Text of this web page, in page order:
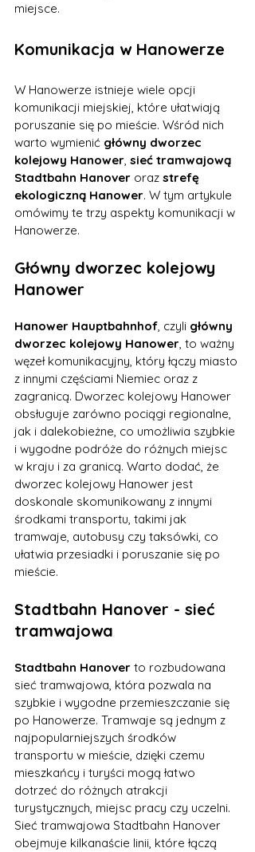
miejsce.
Komunikacja w Hanowerze
W Hanowerze istnieje wiele opcji
komunikacji miejskiej, które ułatwiają
poruszanie się po mieście. Wśród nich
warto wymienić główny dworzec
kolejowy Hanower, sieć tramwajową
Stadtbahn Hanover oraz strefę
ekologiczną Hanower. W tym artykule
omówimy te trzy aspekty komunikacji w
Hanowerze.
Główny dworzec kolejowy
Hanower
Hanower Hauptbahnhof, czyli główny
dworzec kolejowy Hanower, to ważny
węzeł komunikacyjny, który łączy miasto
z innymi częściami Niemiec oraz z
zagranicą. Dworzec kolejowy Hanower
obsługuje zarówno pociągi regionalne,
jak i dalekobieżne, co umożliwia szybkie
i wygodne podróże do różnych miejsc
w kraju i za granicą. Warto dodać, że
dworzec kolejowy Hanower jest
doskonale skomunikowany z innymi
środkami transportu, takimi jak
tramwaje, autobusy czy taksówki, co
ułatwia przesiadki i poruszanie się po
mieście.
Stadtbahn Hanover - sieć
tramwajowa
Stadtbahn Hanover to rozbudowana
sieć tramwajowa, która pozwala na
szybkie i wygodne przemieszczanie się
po Hanowerze. Tramwaje są jednym z
najpopularniejszych środków
transportu w mieście, dzięki czemu
mieszkańcy i turyści mogą łatwo
dotrzeć do różnych atrakcji
turystycznych, miejsc pracy czy uczelni.
Sieć tramwajowa Stadtbahn Hanover
obejmuje kilkanaście linii, które łączą